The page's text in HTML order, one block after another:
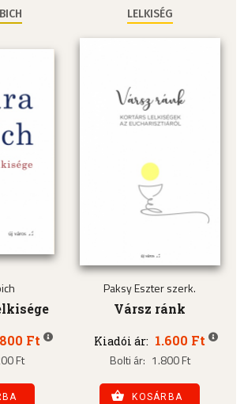
Ft
Ft
LELKISÉG
Paksy Eszter szerk.
Vársz ránk
Kiadói ár: 1.600 Ft
Bolti ár: 1.800 Ft
KOSÁRBA